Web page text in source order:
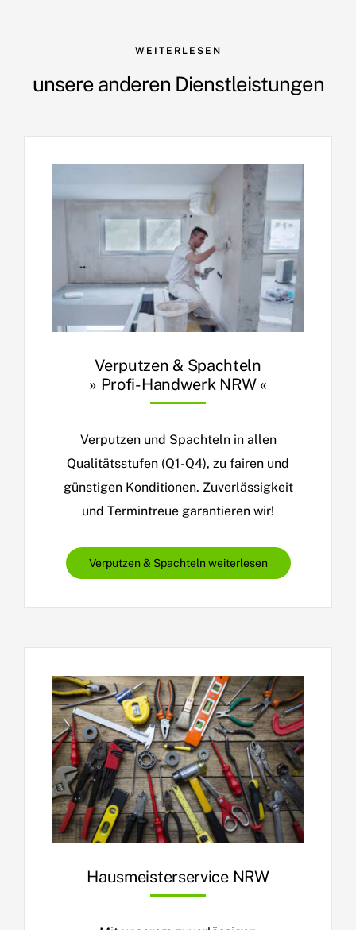
WEITERLESEN
unsere anderen Dienstleistungen
Verputzen & Spachteln
» Profi-Handwerk NRW «
Verputzen und Spachteln in allen
Qualitätsstufen (Q1-Q4), zu fairen und
günstigen Konditionen. Zuverlässigkeit
und Termintreue garantieren wir!
Verputzen & Spachteln weiterlesen
Hausmeisterservice NRW